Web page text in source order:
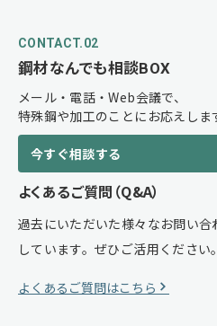
CONTACT.02
鋼材なんでも相談BOX
メール・電話・Web会議で、
特殊鋼や加工のことにお応えしま
今すぐ相談する
よくあるご質問（Q&A）
過去にいただいた様々なお問い
しています。ぜひご活用ください。
よくあるご質問はこちら